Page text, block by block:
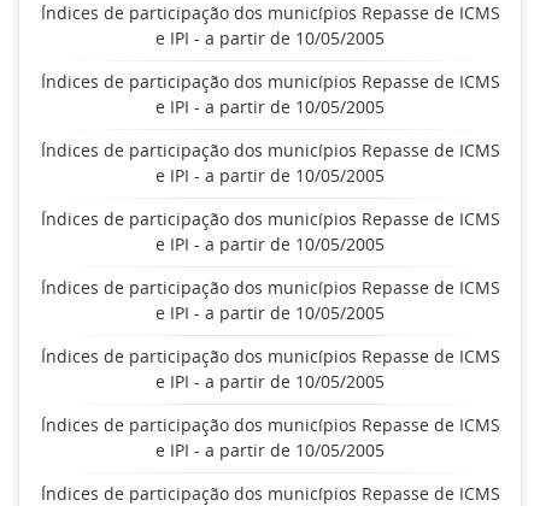
Índices de participação dos municípios Repasse de ICMS
e IPI - a partir de 10/05/2005
Índices de participação dos municípios Repasse de ICMS
e IPI - a partir de 10/05/2005
Índices de participação dos municípios Repasse de ICMS
e IPI - a partir de 10/05/2005
Índices de participação dos municípios Repasse de ICMS
e IPI - a partir de 10/05/2005
Índices de participação dos municípios Repasse de ICMS
e IPI - a partir de 10/05/2005
Índices de participação dos municípios Repasse de ICMS
e IPI - a partir de 10/05/2005
Índices de participação dos municípios Repasse de ICMS
e IPI - a partir de 10/05/2005
Índices de participação dos municípios Repasse de ICMS